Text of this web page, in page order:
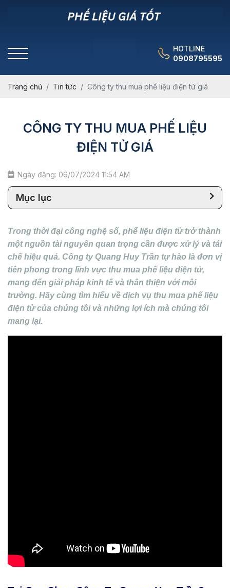
HOTLINE
0908795595
Trang chủ Tin tức Công ty thu mua phế liệu điện tử giá
CÔNG TY THU MUA PHẾ LIỆU
ĐIỆN TỬ GIÁ
Ngày đăng: 06/07/2024 11:54 AM
Mục lục
Trong thời đại công nghệ số, phế liệu điện tử trở thành
một nguồn tài nguyên quan trọng cần được xử lý và tái
chế hiệu quả. Công ty Quang Huy Trần tự hào là đơn vị
tiên phong trong lĩnh vực thu mua phế liệu điện tử,
mang đến giải pháp kinh tế và thân thiện với môi
trường. Hãy cùng tìm hiểu về dịch vụ thu mua phế liệu
điện tử của chúng tôi và những lợi ích mà chúng tôi
mang lại.